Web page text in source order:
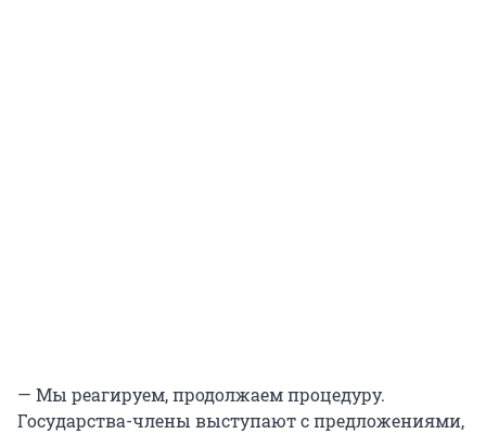
— Мы реагируем, продолжаем процедуру.
Государства-члены выступают с предложениями,